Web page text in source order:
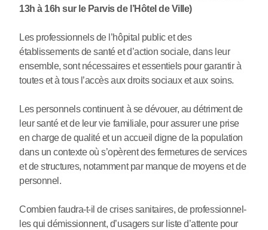
13h à 16h sur le Parvis de l’Hôtel de Ville)
Les pro­fes­sion­nels de l’hôpi­tal public et des
établissements de santé et d’action sociale, dans leur
ensem­ble, sont néces­sai­res et essen­tiels pour garan­tir à
toutes et à tous l’accès aux droits sociaux et aux soins.
Les per­son­nels conti­nuent à se dévouer, au détri­ment de
leur santé et de leur vie fami­liale, pour assu­rer une prise
en charge de qua­lité et un accueil digne de la popu­la­tion
dans un contexte où s’opè­rent des fer­me­tu­res de ser­vi­ces
et de struc­tu­res, notam­ment par manque de moyens et de
per­son­nel.
Combien faudra-t-il de crises sani­tai­res, de pro­fes­sion­nel­
les qui démis­sion­nent, d’usa­gers sur liste d’attente pour